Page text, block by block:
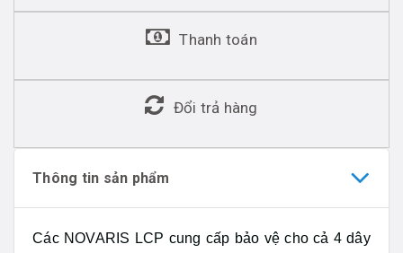
Thanh toán
Đổi trả hàng
Thông tin sản phẩm
Các NOVARIS LCP cung cấp bảo vệ cho cả 4 dây